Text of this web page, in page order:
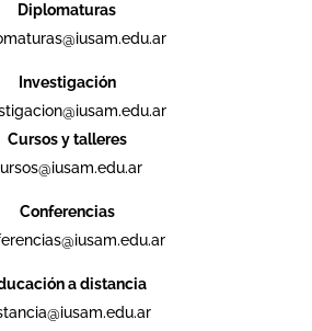
Diplomaturas
Investigación
Cursos y talleres
Conferencias
a distancia